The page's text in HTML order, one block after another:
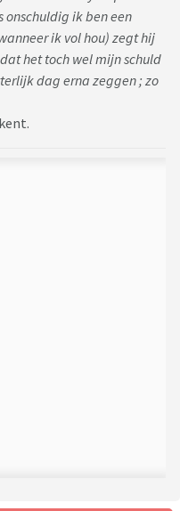
ik ben een
ik vol hou) zegt hij
het toch wel mijn schuld
dag erna zeggen ; zo